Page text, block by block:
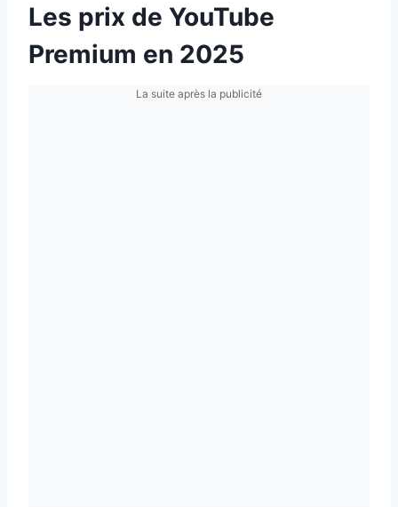
Les prix de YouTube
Premium en 2025
La suite après la publicité